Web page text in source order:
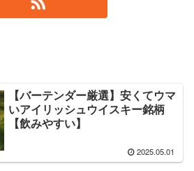
【バーテンダー厳選】安くてウマ
いアイリッシュウイスキー銘柄
【飲みやすい】
2025.05.01